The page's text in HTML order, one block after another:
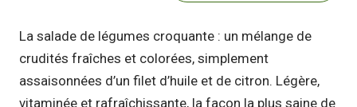
La salade de légumes croquante : un mélange de
crudités fraîches et colorées, simplement
assaisonnées d’un filet d’huile et de citron. Légère,
vitaminée et rafraîchissante, la façon la plus saine de